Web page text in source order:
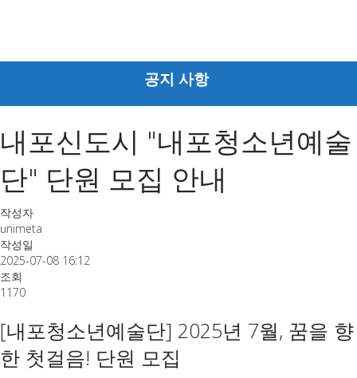
공지 사항
내포신도시 "내포청소년예술
단" 단원 모집 안내
작성자
unimeta
작성일
2025-07-08 16:12
조회
1170
[내포청소년예술단] 2025년 7월, 꿈을 향
한 첫걸음! 단원 모집